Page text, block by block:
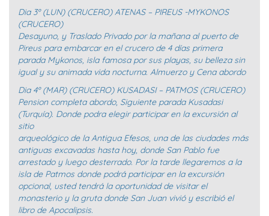
Dia 3º (LUN) (CRUCERO) ATENAS – PIREUS -MYKONOS
(CRUCERO)
Desayuno, y Traslado Privado por la mañana al puerto de
Pireus para embarcar en el crucero de 4 días primera
parada Mykonos, isla famosa por sus playas, su belleza sin
igual y su animada vida nocturna. Almuerzo y Cena abordo
Dia 4º (MAR) (CRUCERO) KUSADASI – PATMOS (CRUCERO)
Pension completa abordo, Siguiente parada Kusadasi
(Turquía). Donde podra elegir participar en la excursión al
sitio
arqueológico de la Antigua Efesos, una de las ciudades más
antiguas excavadas hasta hoy, donde San Pablo fue
arrestado y luego desterrado. Por la tarde llegaremos a la
isla de Patmos donde podrá participar en la excursión
opcional, usted tendrá la oportunidad de visitar el
monasterio y la gruta donde San Juan vivió y escribió el
libro de Apocalipsis.